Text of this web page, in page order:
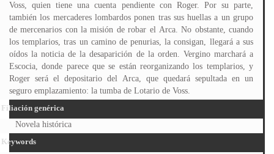
Voss, quien tiene una cuenta pendiente con Roger. Por su parte,
también los mercaderes lombardos ponen tras sus huellas a un grupo
de mercenarios con la misión de robar el Arca. No obstante, cuando
los templarios, tras un camino de penurias, la consigan, llegará a sus
oídos la noticia de la desaparición de la orden. Vergino marchará a
Escocia, donde parece que se están reorganizando los templarios, y
Roger será el depositario del Arca, que quedará sepultada en un
seguro emplazamiento: la tumba de Lotario de Voss.
Filiación genérica
Novela histórica
Keywords